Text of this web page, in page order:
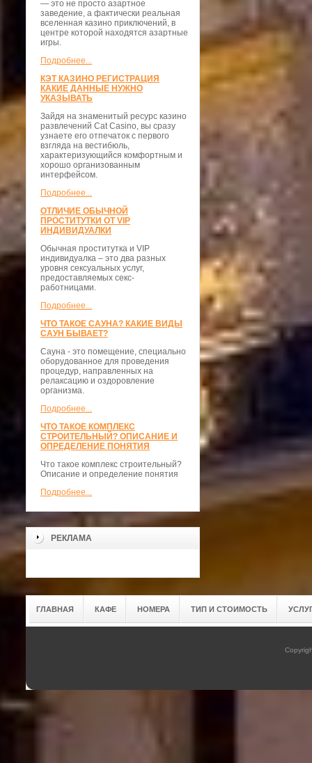
— это не просто азартное
заведение, а фактически реальная
вселенная казино приключений, в
центре которой находятся азартные
игры.
Подробнее...
КЭТ КАЗИНО РЕГИСТРАЦИЯ
КАКИЕ ДАННЫЕ НУЖНО
УКАЗЫВАТЬ
Зайдя на знаменитый ресурс казино
развлечений Cat Casino, вы сразу
узнаете его отпечаток с первого
взгляда на вестибюль,
характеризующийся комфортным и
хорошо организованным
интерфейсом.
Подробнее...
ОТЛИЧИЕ ОБЫЧНОЙ
ПРОСТИТУТКИ ОТ VIP
ИНДИВИДУАЛКИ
Обычная проститутка и VIP
индивидуалка – это два разных
уровня сексуальных услуг,
предоставляемых секс-
работницами.
Подробнее...
ЧТО ТАКОЕ САУНА? КАКИЕ ВИДЫ
САУН БЫВАЕТ?
Сауна - это помещение, специально
оборудованное для проведения
процедур, направленных на
релаксацию и оздоровление
организма.
Подробнее...
ЧТО ТАКОЕ КОМПЛЕКС
СТРОИТЕЛЬНЫЙ? ОПИСАНИЕ И
ОПРЕДЕЛЕНИЕ ПОНЯТИЯ
Что такое комплекс строительный?
Описание и определение понятия
Подробнее...
>
РЕКЛАМА
ГЛАВНАЯ КАФЕ НОМЕРА ТИП И СТОИМОСТЬ